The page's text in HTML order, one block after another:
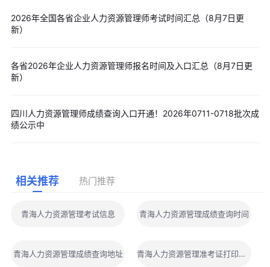
2026年全国各省企业人力资源管理师考试时间汇总（8月7日更
新）
各省2026年企业人力资源管理师报名时间及入口汇总（8月7日更
新）
四川人力资源管理师成绩查询入口开通！2026年0711-0718批次成
绩公示中
相关推荐 热门推荐
青海人力资源管理考试信息 青海人力资源管理成绩查询时间
青海人力资源管理成绩查询地址 青海人力资源管理准考证打印地点